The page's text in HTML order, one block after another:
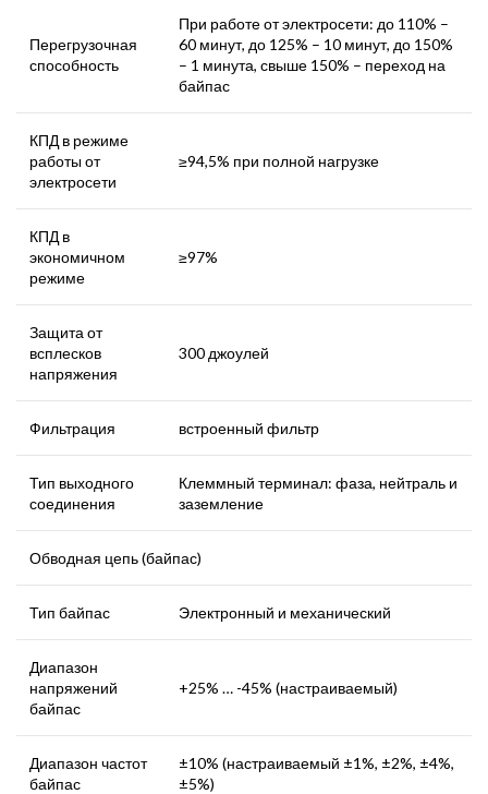
Перегрузочная
способность
При работе от электросети: до 110% –
60 минут, до 125% – 10 минут, до 150%
– 1 минута, свыше 150% – переход на
байпас
КПД в режиме
работы от
электросети
≥94,5% при полной нагрузке
КПД в
экономичном
режиме
≥97%
Защита от
всплесков
напряжения
300 джоулей
Фильтрация встроенный фильтр
Тип выходного
соединения
Клеммный терминал: фаза, нейтраль и
заземление
Обводная цепь (байпас)
Тип байпас Электронный и механический
Диапазон
напряжений
байпас
+25% … -45% (настраиваемый)
Диапазон частот
байпас
±10% (настраиваемый ±1%, ±2%, ±4%,
±5%)